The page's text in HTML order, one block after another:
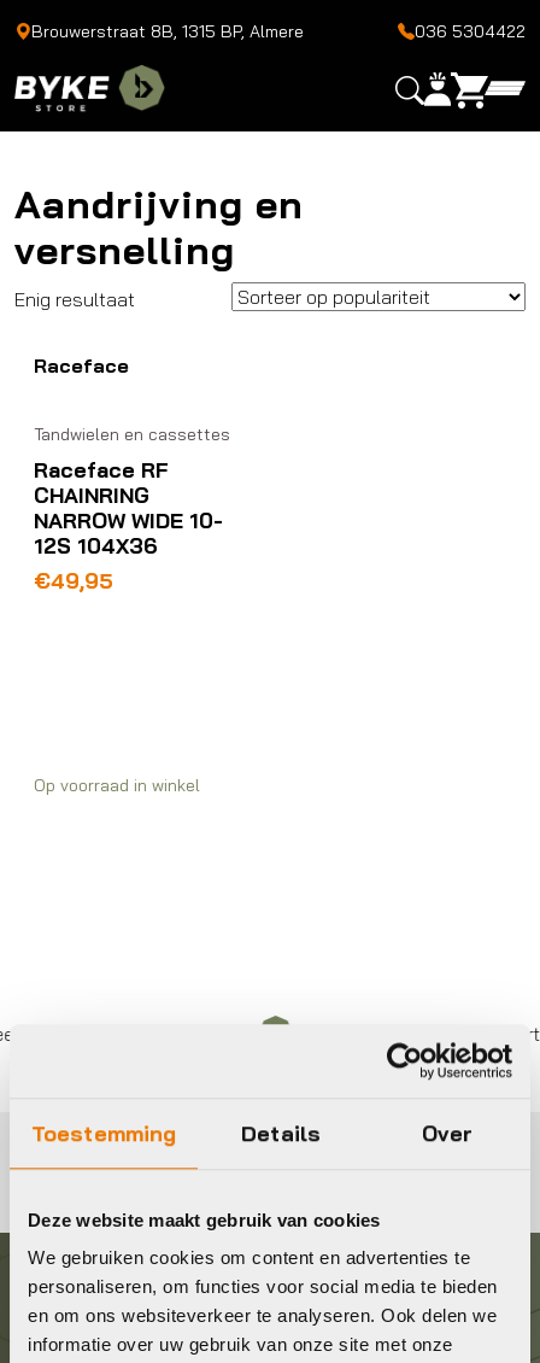
Toestemming Details Over
Deze website maakt gebruik van cookies
We gebruiken cookies om content en advertenties te
personaliseren, om functies voor social media te bieden
en om ons websiteverkeer te analyseren. Ook delen we
informatie over uw gebruik van onze site met onze
Brouwerstraat 8B, 1315 BP, Almere 036 5304422
Aandrijving en
versnelling
Enig resultaat
Raceface
Tandwielen en cassettes
Raceface RF
CHAINRING
NARROW WIDE 10-
12S 104X36
€49,95
Op voorraad in winkel
Eigen werkplaats met
Graag in contact komen?